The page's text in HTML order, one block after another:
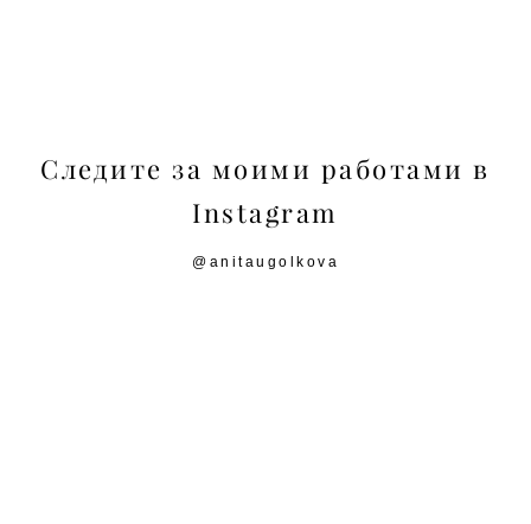
Следите за моими работами в
Instagram
@anitaugolkova